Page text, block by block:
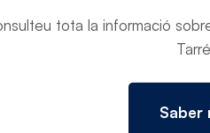
https://
del-govern-respecte-
tota la informació
Saber